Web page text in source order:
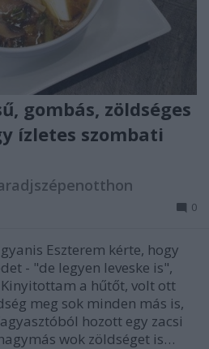
gombás, zöldséges
ízletes szombati
0
Eszterem kérte, hogy
- "de legyen leveske is",
a hűtőt, volt ott
meg sok minden más is,
hozott egy zacsi
wok zöldséget is…